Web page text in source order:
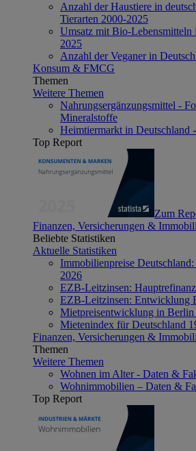
Anzahl der Haustiere in
Tierarten 2000-2025
Umsatz mit Bio-Lebensmitteln
2025
Anzahl der Veganer in
Konsum & FMCG
Themen
Weitere Themen
Nahrungsergänzungsmittel -
Mineralstoffe
Heimtiermarkt in Deutschland
Top Report
Zum
Finanzen, Versicherungen &
Beliebte Statistiken
Aktuelle Statistiken
Immobilienpreise
2026
EZB-Leitzinsen:
EZB-Leitzinsen: Entwicklung
Mietpreisentwicklung in Berlin
Mietenindex für Deutschland
Finanzen, Versicherungen &
Themen
Weitere Themen
Wohnen im Alter - Daten &
Wohnimmobilien – Daten &
Top Report